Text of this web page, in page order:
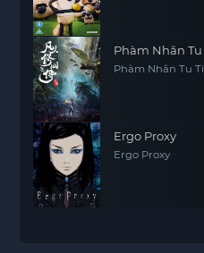
Phàm Nhân Tu
Phàm Nhân Tu
Ergo Proxy
Ergo Proxy